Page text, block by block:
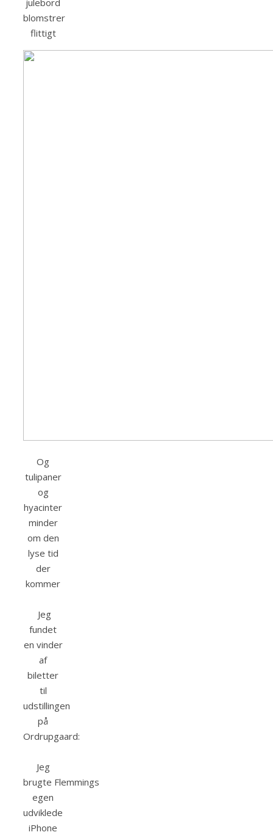
julebord
blomstrer
flittigt
Og
tulipaner
og
hyacinter
minder
om den
lyse tid
der
kommer
Jeg
fundet
en vinder
af
biletter
til
udstillingen
på
Ordrupgaard:
Jeg
brugte Flemmings
egen
udviklede
iPhone